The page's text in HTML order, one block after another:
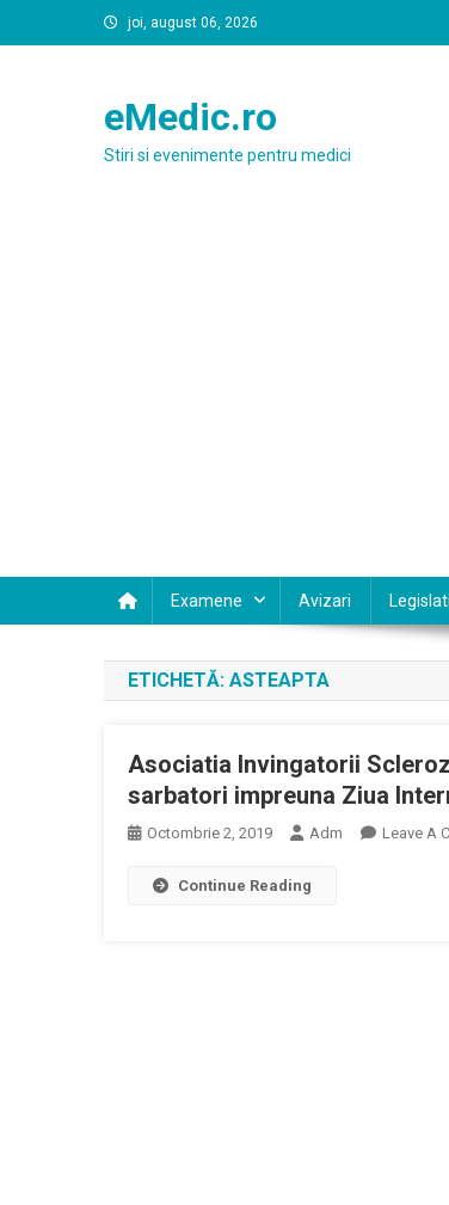
to
joi, august 06, 2026
eMedic.ro
Stiri si evenimente pentru medici
Examene Avizari
ETICHETĂ: ASTEAPTA
Asociatia Invingatorii
sarbatori impreuna Ziua
Octombrie 2, 2019 Adm Leave A
Continue Reading